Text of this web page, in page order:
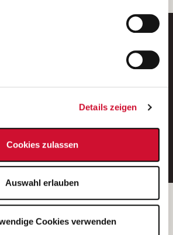
Details zeigen
Cookies zulassen
Auswahl erlauben
Cookies verwenden
E-Mail-Adresse eintragen
GmbH